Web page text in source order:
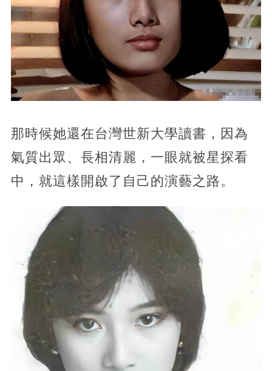
那時候她還在台灣世新大學讀書，因為
氣質出眾、長相清麗，一眼就被星探看
中，就這樣開啟了自己的演藝之路。